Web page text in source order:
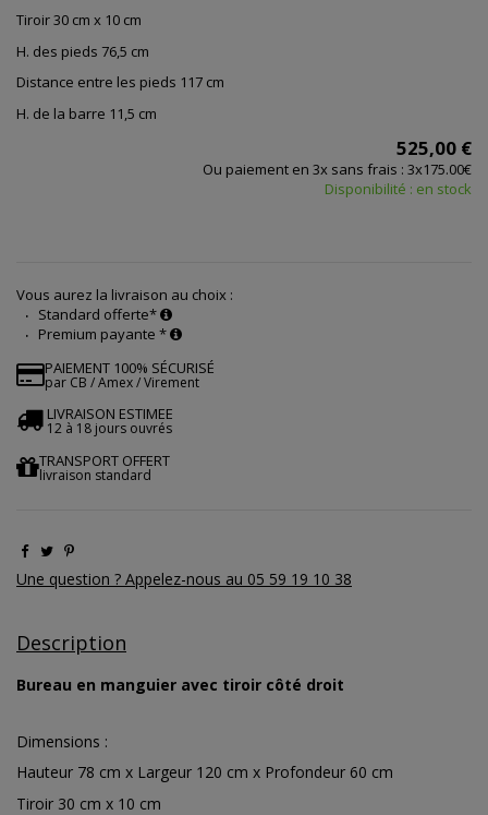
Tiroir 30 cm x 10 cm
H. des pieds 76,5 cm
Distance entre les pieds 117 cm
H. de la barre 11,5 cm
525,00 €
Ou paiement en 3x sans frais : 3x175.00€
Disponibilité : en stock
Vous aurez la livraison au choix :
Standard offerte*
Premium payante *
PAIEMENT 100% SÉCURISÉ
par CB / Amex / Virement
LIVRAISON ESTIMEE
12 à 18 jours ouvrés
TRANSPORT OFFERT
livraison standard
Une question ? Appelez-nous au 05 59 19 10 38
Description
Bureau en manguier avec tiroir côté droit
Dimensions :
Hauteur 78 cm x Largeur 120 cm x Profondeur 60 cm
Tiroir 30 cm x 10 cm